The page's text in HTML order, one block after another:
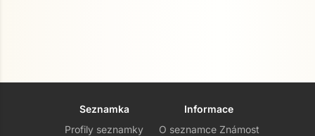
Seznamka
Profily seznamky
Informace
O seznamce Známost